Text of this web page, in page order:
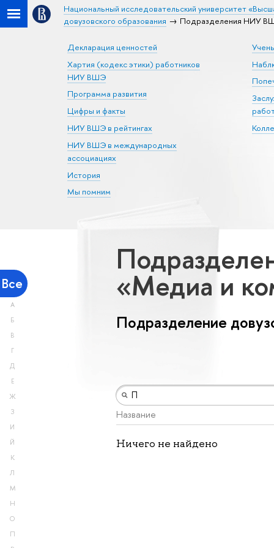
Национальный исследовательский университет
довузовского образования
Подразделения НИУ
Декларация ценностей
Хартия (кодекс этики) работников
НИУ ВШЭ
Программа развития
Цифры и факты
НИУ ВШЭ в рейтингах
НИУ ВШЭ в международных
ассоциациях
История
Мы помним
Все
А
Б
В
Г
Д
Е
Ж
З
И
Й
К
Л
М
Н
О
П
«Медиа и
Подразделение
Название
Ничего не найдено